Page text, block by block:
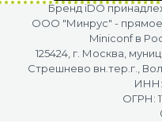
Бренд iDO
OOO "Минрус" -
Miniconf в
125424, г. Москва,
Стрешнево вн.тер.г.,
ИНН:
ОГРН: